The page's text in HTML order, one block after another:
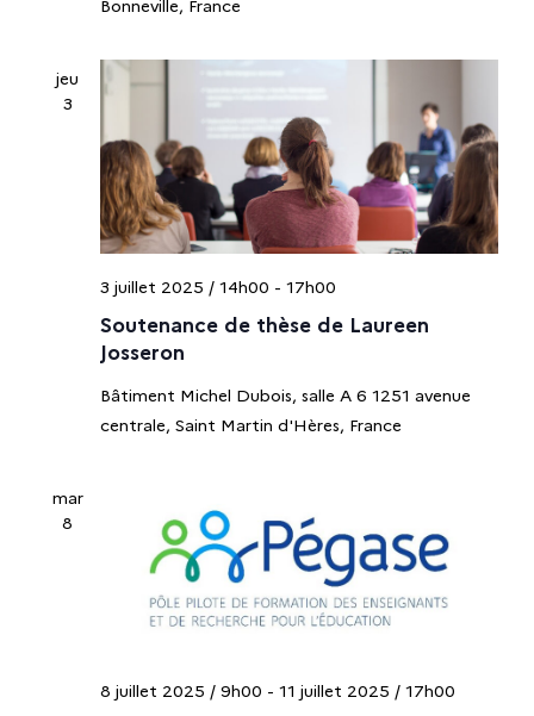
Bonneville, France
jeu
3
Soutenance de thèse de Laureen
Josseron
3 juillet 2025 / 14h00 - 17h00
Bâtiment Michel Dubois, salle A 6 1251 avenue
centrale, Saint Martin d'Hères, France
mar
8
8 juillet 2025 / 9h00 - 11 juillet 2025 / 17h00